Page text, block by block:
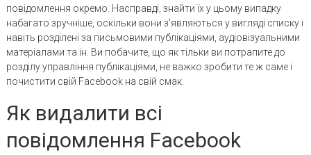
повідомлення окремо. Насправді, знайти їх у цьому випадку
набагато зручніше, оскільки вони з’являються у вигляді списку і
навіть розділені за письмовими публікаціями, аудіовізуальними
матеріалами та ін. Ви побачите, що як тільки ви потрапите до
розділу управління публікаціями, не важко зробити те ж саме і
почистити свій Facebook на свій смак.
Як видалити всі
повідомлення Facebook